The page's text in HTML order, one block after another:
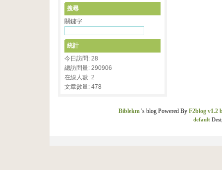
搜尋
關鍵字
統計
今日訪問: 28
總訪問量: 290906
在線人數: 2
文章數量: 478
Biblekm 's blog Powered By F2blog v1.2
default